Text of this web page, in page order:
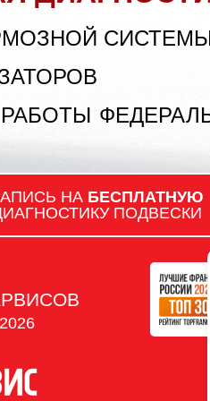
НА БЕСПЛАТНУЮ
ПОДВЕСКИ